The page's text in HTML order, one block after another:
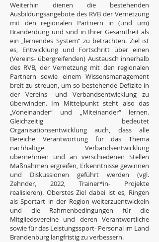
Weiterhin dienen die bestehenden
Ausbildungsangebote des RVB der Vernetzung
mit den regionalen Partnern in (und um)
Brandenburg und sind in Ihrer Gesamtheit als
ein „lernendes System“ zu betrachten. Ziel ist
es, Entwicklung und Fortschritt über einen
(Vereins- übergreifenden) Austausch innerhalb
des RVB, der Vernetzung mit den regionalen
Partnern sowie einem Wissensmanagement
breit zu streuen, um so bestehende Defizite in
der Vereins- und Verbandsentwicklung zu
überwinden. Im Mittelpunkt steht also das
„Voneinander“ und „Miteinander“ lernen.
Gleichzeitig bedeutet
Organisationsentwicklung auch, dass alle
Bereiche Verantwortung für das Thema
nachhaltige Verbandsentwicklung
übernehmen und an verschiedenen Stellen
Maßnahmen ergreifen, Erkenntnisse gewinnen
und Diskussionen geführt werden (vgl.
Zehnder, 2022, Trainer*in- Projekte
realisieren). Oberstes Ziel dabei ist es, Ringen
als Sportart in der Region weiterzuentwickeln
und die Rahmenbedingungen für die
Mitgliedsvereine und deren Verantwortliche
sowie für das Leistungssport- Personal im Land
Brandenburg langfristig zu verbessern.